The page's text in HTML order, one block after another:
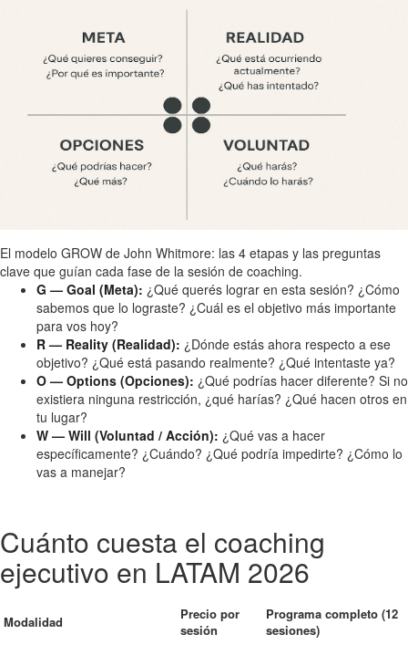
El modelo GROW de John Whitmore: las 4 etapas y las preguntas
clave que guían cada fase de la sesión de coaching.
G — Goal (Meta): ¿Qué querés lograr en esta sesión? ¿Cómo
sabemos que lo lograste? ¿Cuál es el objetivo más importante
para vos hoy?
R — Reality (Realidad): ¿Dónde estás ahora respecto a ese
objetivo? ¿Qué está pasando realmente? ¿Qué intentaste ya?
O — Options (Opciones): ¿Qué podrías hacer diferente? Si no
existiera ninguna restricción, ¿qué harías? ¿Qué hacen otros en
tu lugar?
W — Will (Voluntad / Acción): ¿Qué vas a hacer
específicamente? ¿Cuándo? ¿Qué podría impedirte? ¿Cómo lo
vas a manejar?
Cuánto cuesta el coaching
ejecutivo en LATAM 2026
Modalidad
Precio por
sesión
Programa completo (12
sesiones)